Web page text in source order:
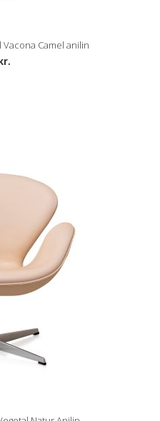
Vacona Camel anilin